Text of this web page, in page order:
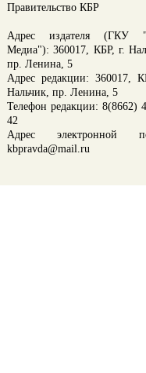
Правительство КБР
Адрес издателя (ГКУ
Медиа"): 360017, КБР, г.
пр. Ленина, 5
Адрес редакции: 360017,
Нальчик, пр. Ленина, 5
Телефон редакции: 8(8662)
42
Адрес электронной
kbpravda@mail.ru